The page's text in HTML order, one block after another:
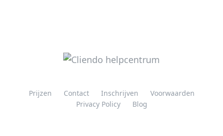
Prijzen Contact Inschrijven
Voorwaarden
Privacy Policy
Blog